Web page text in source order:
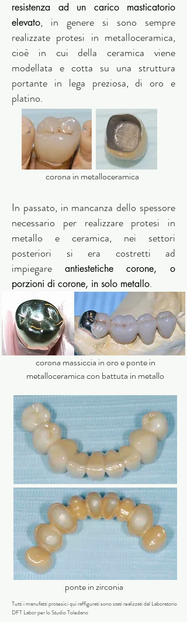
resistenza ad un carico masticatorio
elevato, in genere si sono sempre
realizzate protesi in metalloceramica,
cioè in cui della ceramica viene
modellata e cotta su una struttura
portante in lega preziosa, di oro e
platino.
corona in metalloceramica
In passato, in mancanza dello spessore
necessario per realizzare protesi in
metallo e ceramica, nei settori
posteriori si era costretti ad
impiegare
antiestetiche corone, o
porzioni di corone, in solo metallo.
corona massiccia in oro e ponte in
metalloceramica con battuta in metallo
ponte in zirconia
Tutti i manufatti protesici qui raffigurati sono stati realizzati dal Laboratorio
DFT Labor per lo Studio Toledano